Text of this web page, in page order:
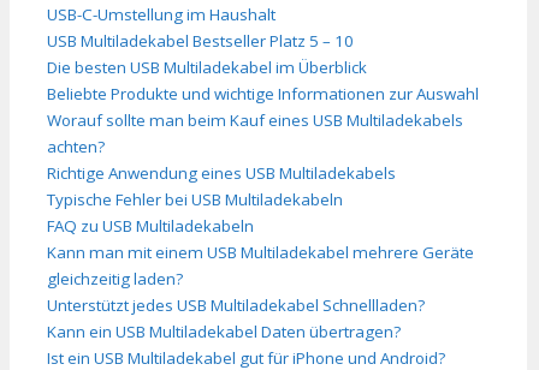
USB-C-Umstellung im Haushalt
USB Multiladekabel Bestseller Platz 5 – 10
Die besten USB Multiladekabel im Überblick
Beliebte Produkte und wichtige Informationen zur Auswahl
Worauf sollte man beim Kauf eines USB Multiladekabels
achten?
Richtige Anwendung eines USB Multiladekabels
Typische Fehler bei USB Multiladekabeln
FAQ zu USB Multiladekabeln
Kann man mit einem USB Multiladekabel mehrere Geräte
gleichzeitig laden?
Unterstützt jedes USB Multiladekabel Schnellladen?
Kann ein USB Multiladekabel Daten übertragen?
Ist ein USB Multiladekabel gut für iPhone und Android?